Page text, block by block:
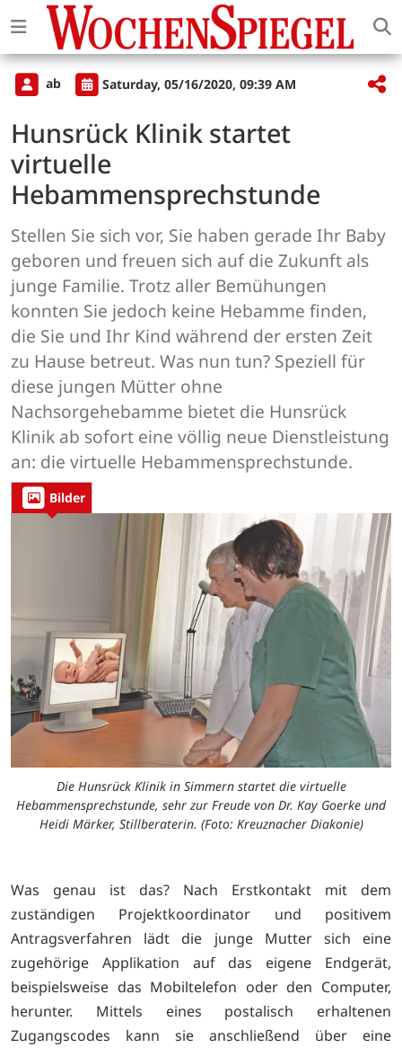
ab Saturday, 05/16/2020, 09:39 AM
Hunsrück Klinik startet
virtuelle
Hebammensprechstunde
Stellen Sie sich vor, Sie haben gerade Ihr Baby
geboren und freuen sich auf die Zukunft als
junge Familie. Trotz aller Bemühungen
konnten Sie jedoch keine Hebamme finden,
die Sie und Ihr Kind während der ersten Zeit
zu Hause betreut. Was nun tun? Speziell für
diese jungen Mütter ohne
Nachsorgehebamme bietet die Hunsrück
Klinik ab sofort eine völlig neue Dienstleistung
an: die virtuelle Hebammensprechstunde.
Bilder
Die Hunsrück Klinik in Simmern startet die virtuelle
Hebammensprechstunde, sehr zur Freude von Dr. Kay Goerke und
Heidi Märker, Stillberaterin. (Foto: Kreuznacher Diakonie)
Was genau ist das? Nach Erstkontakt mit dem
zuständigen Projektkoordinator und positivem
Antragsverfahren lädt die junge Mutter sich eine
zugehörige Applikation auf das eigene Endgerät,
beispielsweise das Mobiltelefon oder den Computer,
herunter. Mittels eines postalisch erhaltenen
Zugangscodes kann sie anschließend über eine